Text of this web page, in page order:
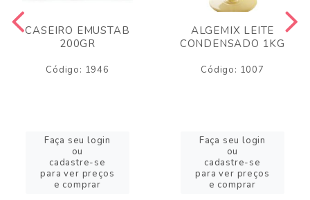
CASEIRO EMUSTAB
200GR
Código: 1946
Faça seu login
ou
cadastre-se
para ver preços
e comprar
ALGEMIX LEITE
CONDENSADO 1KG
Código: 1007
Faça seu login
ou
cadastre-se
para ver preços
e comprar